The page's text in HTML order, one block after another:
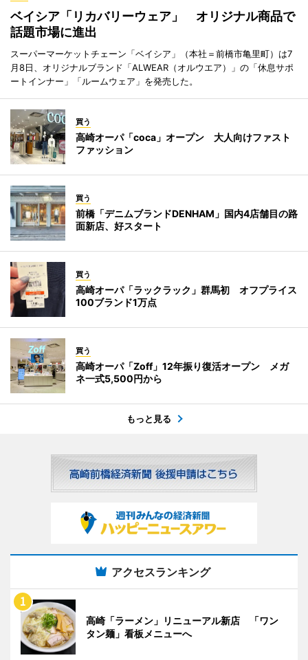
ベイシア「リカバリーウェア」 オリジナル商品で
話題市場に進出
スーパーマーケットチェーン「ベイシア」（本社＝前橋市亀里町）は7
月8日、オリジナルブランド「ALWEAR（オルウエア）」の「休息サポ
ートインナー」「ルームウェア」を発売した。
買う
高崎オーパ「coca」オープン 大人向けファスト
ファッション
買う
前橋「デニムブランドDENHAM」国内4店舗目の路
面新店、好スタート
買う
高崎オーパ「ラックラック」群馬初 オフプライス
100ブランド1万点
買う
高崎オーパ「Zoff」12年振り復活オープン メガ
ネ一式5,500円から
もっと見る
アクセスランキング
高崎「ラーメン」リニューアル新店 「ワン
タン麺」看板メニューへ